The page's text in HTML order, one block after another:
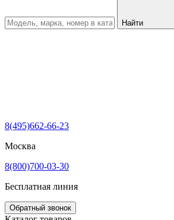
Найти
8(495)662-66-23
Москва
8(800)700-03-30
Бесплатная линия
Обратный звонок